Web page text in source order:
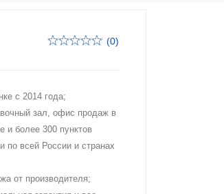
(0)
с 2014 года;
зал, офис продаж в
и более 300 пунктов
по всей России и странах
от производителя;